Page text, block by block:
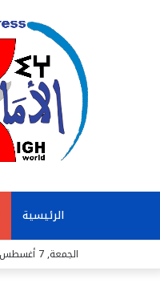
الرئيسية
الجمعة, 7 أغسطس 2026